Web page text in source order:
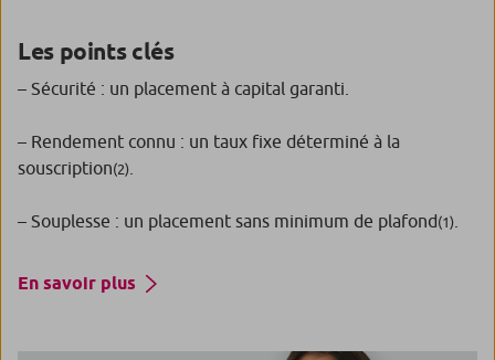
Les points clés
– Sécurité : un placement à capital garanti.
– Rendement connu : un taux fixe déterminé à la
souscription(2)
– Souplesse : un placement sans minimum de plafond(1)
En savoir plus